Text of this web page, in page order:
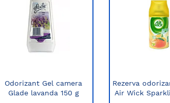
Odorizant Gel camera
Glade lavanda 150 g
Rezerva
Air Wick